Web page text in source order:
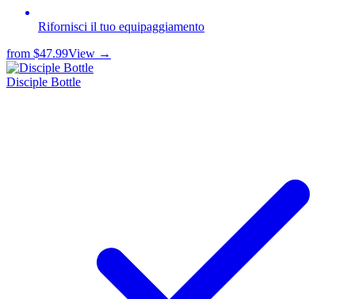
Rifornisci il tuo equipaggiamento
from $47.99View →
Disciple Bottle